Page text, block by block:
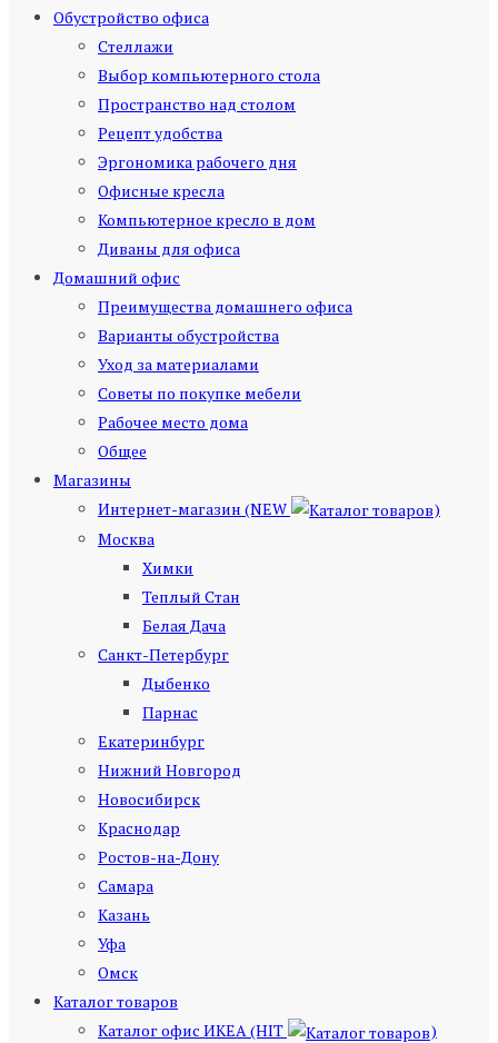
Обустройство офиса
Стеллажи
Выбор компьютерного стола
Пространство над столом
Рецепт удобства
Эргономика рабочего дня
Офисные кресла
Компьютерное кресло в дом
Диваны для офиса
Домашний офис
Преимущества домашнего офиса
Варианты обустройства
Уход за материалами
Советы по покупке мебели
Рабочее место дома
Общее
Магазины
Интернет-магазин (NEW
)
Москва
Химки
Теплый Стан
Белая Дача
Санкт-Петербург
Дыбенко
Парнас
Екатеринбург
Нижний Новгород
Новосибирск
Краснодар
Ростов-на-Дону
Самара
Казань
Уфа
Омск
Каталог товаров
Каталог офис ИКЕА (HIT
)